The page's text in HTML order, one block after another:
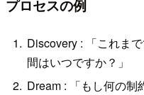
プロセスの例
Discovery : 「これま
間はいつですか？」
Dream : 「もし何の制